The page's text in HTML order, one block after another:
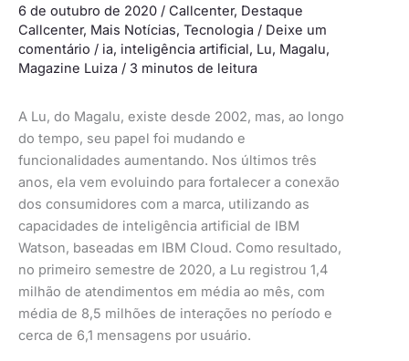
6 de outubro de 2020 / Callcenter, Destaque
Callcenter, Mais Notícias, Tecnologia / Deixe um
comentário / ia, inteligência artificial, Lu, Magalu,
Magazine Luiza / 3 minutos de leitura
A Lu, do Magalu, existe desde 2002, mas, ao longo
do tempo, seu papel foi mudando e
funcionalidades aumentando. Nos últimos três
anos, ela vem evoluindo para fortalecer a conexão
dos consumidores com a marca, utilizando as
capacidades de inteligência artificial de IBM
Watson, baseadas em IBM Cloud. Como resultado,
no primeiro semestre de 2020, a Lu registrou 1,4
milhão de atendimentos em média ao mês, com
média de 8,5 milhões de interações no período e
cerca de 6,1 mensagens por usuário.